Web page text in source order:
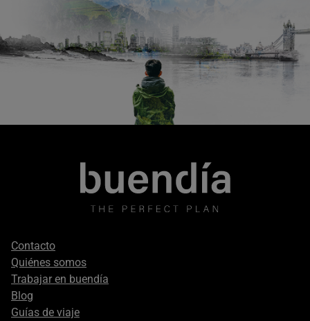
Footer
secondary
Contacto
Quiénes somos
Trabajar en buendía
Blog
Guías de viaje